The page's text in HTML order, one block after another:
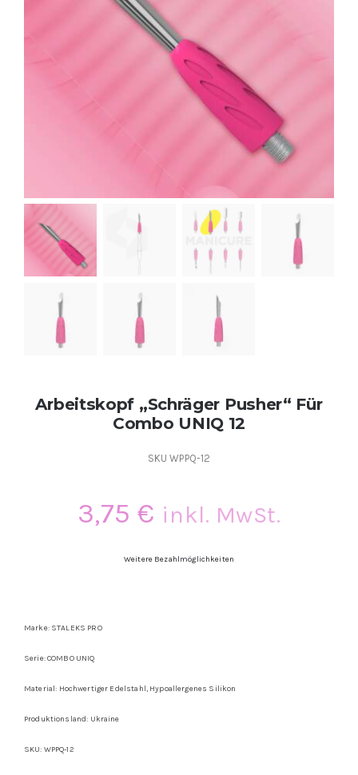
Kundenbewertungen
Arbeitskopf „Schräger Pusher“ Für
Combo UNIQ 12
SKUWPPQ-12
3,75€ inkl. MwSt.
Weitere Bezahlmöglichkeiten
Marke: STALEKS PRO
Serie: COMBO UNIQ
Material: Hochwertiger Edelstahl, Hypoallergenes Silikon
Produktionsland: Ukraine
SKU: WPPQ-12